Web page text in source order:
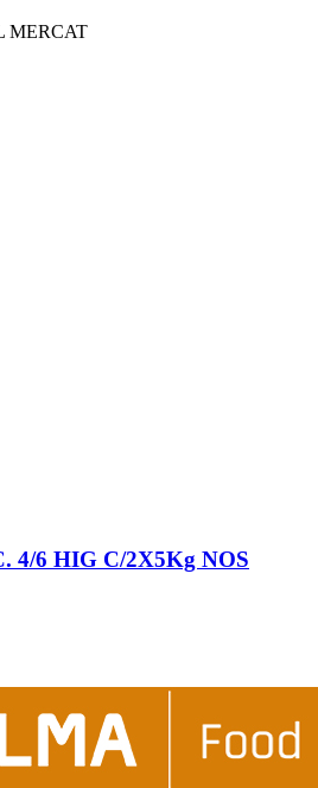
MERCAT
4/6 HIG C/2X5Kg NOS